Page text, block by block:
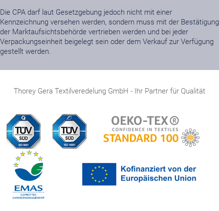
Die CPA darf laut Gesetzgebung jedoch nicht mit einer
Kennzeichnung versehen werden, sondern muss mit der Bestätigung
der Marktaufsichtsbehörde vertrieben werden und bei jeder
Verpackungseinheit beigelegt sein oder dem Verkauf zur Verfügung
gestellt werden.
Thorey Gera Textilveredelung GmbH - Ihr Partner für Qualität